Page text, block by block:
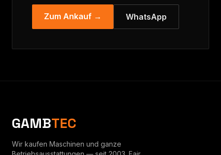
Zum Ankauf → WhatsApp
GAMBTEC
Wir kaufen Maschinen und ganze